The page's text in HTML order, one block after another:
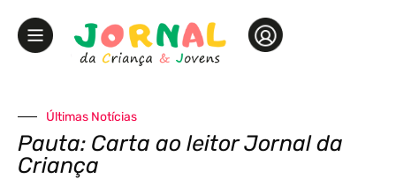
Últimas Notícias
Pauta: Carta ao leitor Jornal da
Criança